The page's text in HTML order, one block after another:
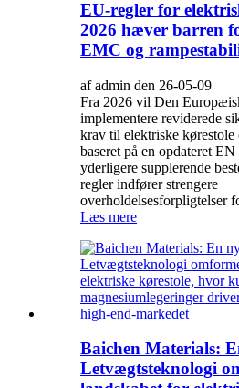
EU-regler for
2026 hæver barren
EMC og
af admin den 26-05-09
Fra 2026 vil Den
implementere reviderede
krav til elektriske kørestole
baseret på en opdateret
yderligere supplerende
regler indfører strengere
overholdelsesforpligtelser
Læs mere
Baichen Materials:
Letvægtsteknologi